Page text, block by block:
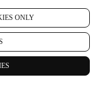
ONLY
men også ved hjelp av
vil omhandle Le
butikker, eksklusive
demonstrasjoner
tilbud du kanskje er
kan være valgt
opplysninger vi har om